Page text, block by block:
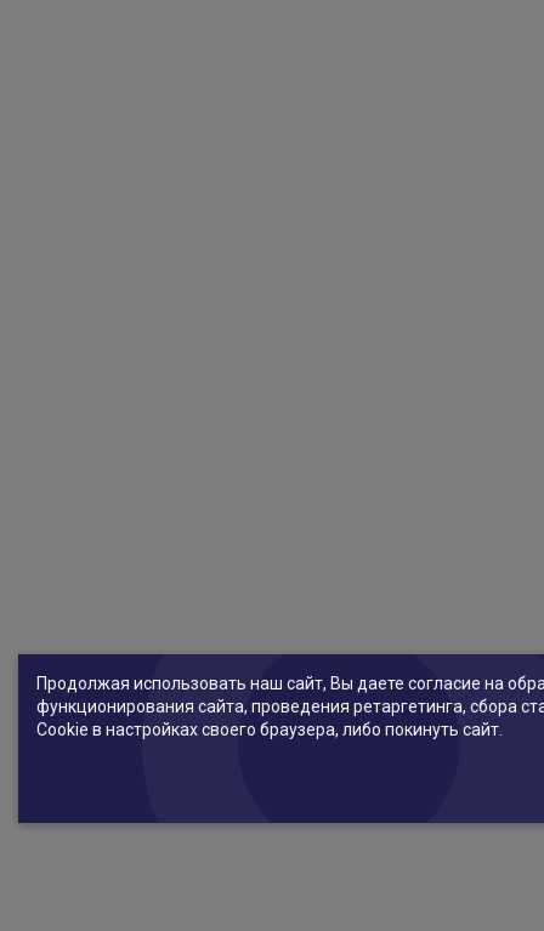
Продолжая использовать наш сайт, Вы даете согласие на
функционирования сайта, проведения ретаргетинга, сбора
Cookie в настройках своего браузера, либо покинуть сайт.